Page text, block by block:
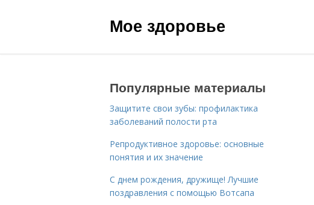
Мое здоровье
Популярные материалы
Защитите свои зубы: профилактика
заболеваний полости рта
Репродуктивное здоровье: основные
понятия и их значение
С днем рождения, дружище! Лучшие
поздравления с помощью Вотсапа